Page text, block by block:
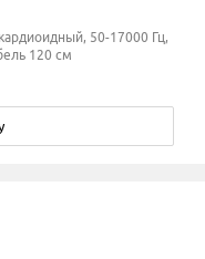
50-17000 Гц,
120 см